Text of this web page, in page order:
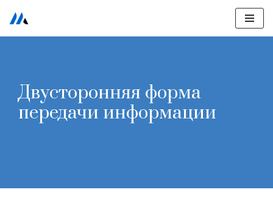
Перейти
Двусторонняя форма
передачи информации